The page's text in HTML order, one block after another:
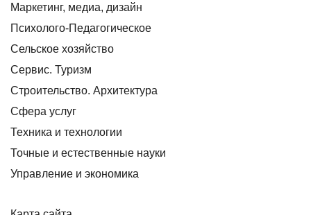
Маркетинг, медиа, дизайн
Психолого-Педагогическое
Сельское хозяйство
Сервис. Туризм
Строительство. Архитектура
Сфера услуг
Техника и технологии
Точные и естественные науки
Управление и экономика